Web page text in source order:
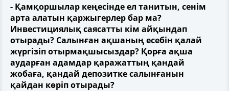
- Қамқоршылар кеңесінде ел танитын, сенім
арта алатын қаржыгерлер бар ма?
Инвестициялық саясатты кім айқындап
отырады? Салынған ақшаның есебін қалай
жүргізіп отырмақшысыздар? Қорға ақша
аударған адамдар қаражаттың қандай
жобаға, қандай депозитке салынғанын
қайдан көріп отырады?